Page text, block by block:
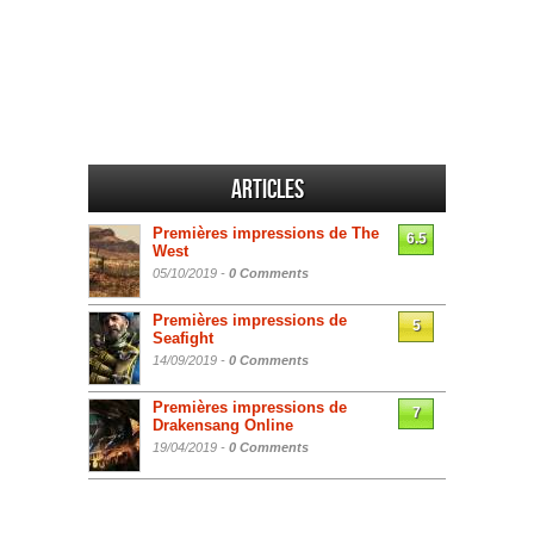
Articles
Premières impressions de The
West
05/10/2019 - 0 Comments
6.5
Premières impressions de
Seafight
14/09/2019 - 0 Comments
5
Premières impressions de
Drakensang Online
19/04/2019 - 0 Comments
7